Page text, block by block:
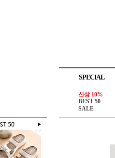
SPECIAL
신상 10%
BEST 50
SALE